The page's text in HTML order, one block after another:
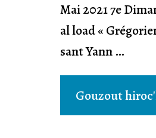
Mai 2021 7e
al load «
sant Yann …
Gouzout